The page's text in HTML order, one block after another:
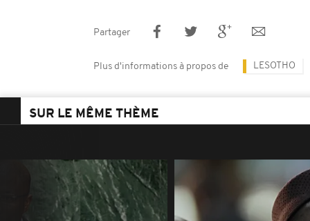
Partager
Plus d'informations à propos de LESOTHO
SUR LE MÊME THÈME